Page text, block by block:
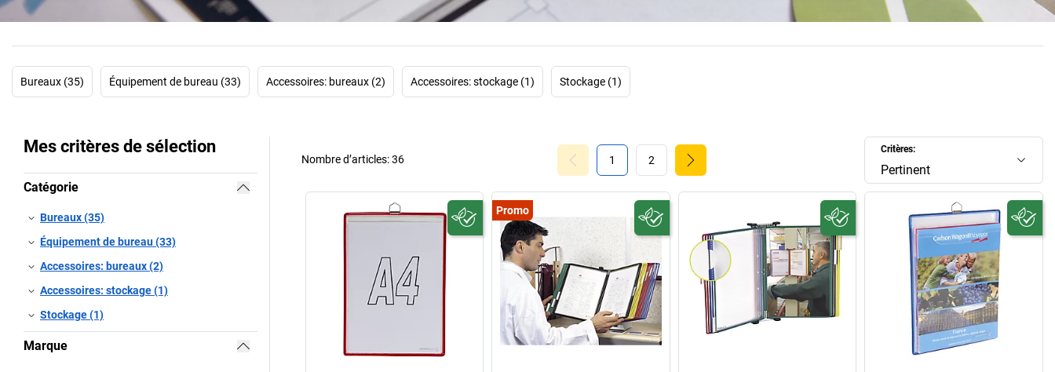
La devise de cette entreprise: les informations qu'il faut au moment qu'il faut,
extrêmement résistantes et pratiquement indestructibles, s'avèrent toujours
utiles, car les informations auxquelles on a souvent recours, les manuels, les
listes, etc., doivent être protégées de la saleté et de la poussière que ce soit
au laboratoire, à l'usine, à l'atelier ou au bureau. Par exemple, il est possible
ordonnée diverses informations, tandis que les prospectus et les copies
seront parfaitement à l'abri dans des pochettes suspendues tarifold.
Commandez ici, dans notre boutique tarifold, la solution qui vous convient le
Bureaux (35) Équipement de bureau (33) Accessoires: bureaux (2) Accessoires: stockage (1) Stockage (1)
Mes critères de sélection
Catégorie
Bureaux (35)
Équipement de bureau (33)
Accessoires: bureaux (2)
Accessoires: stockage (1)
Stockage (1)
Marque
Critères:
Pertinent
1 2
Nombre d’articles:36
Promo